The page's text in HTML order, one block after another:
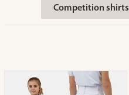
Competition shirts